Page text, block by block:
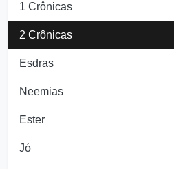
1 Crônicas
2 Crônicas
Esdras
Neemias
Ester
Jó